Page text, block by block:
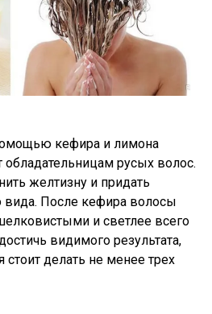
кефира и лимона
обладательницам русых волос.
желтизну и придать
После кефира волосы
и светлее всего
видимого результата,
стоит делать не менее трех